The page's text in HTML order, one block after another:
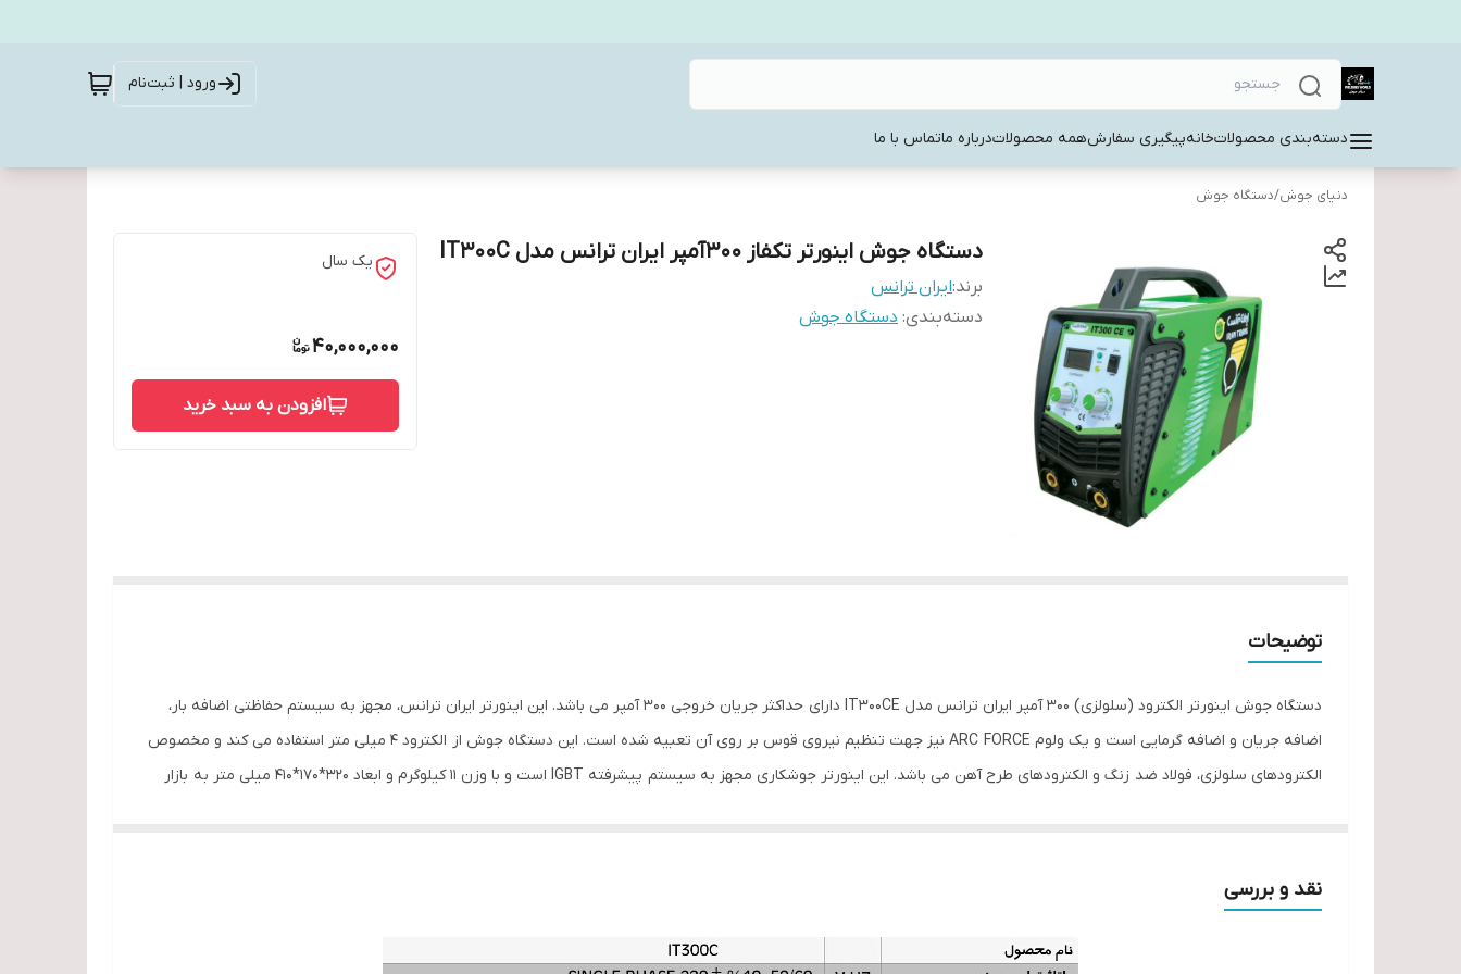
ورود | ثبت‌نام
دسته‌بندی محصولاتخانهپیگیری سفارشهمه محصولاتدرباره ماتماس با ما
دنیای جوش/دستگاه جوش
دستگاه جوش اینورتر تکفاز 300آمپر ایران ترانس مدل IT300C
برند:ایران ترانس
دسته‌بندی: دستگاه جوش
یک سال
40,000,000
افزودن به سبد خرید
توضیحات
دستگاه جوش اينورتر الكترود (سلولزی) 300 آمپر ایران ترانس مدل IT300CE دارای حداکثر جریان خروجی 300 آمپر می باشد. این اینورتر ایران ترانس، مجهز به سیستم حفاظتی اضافه بار،
اضافه جریان و اضافه گرمایی است و یک ولوم ARC FORCE نیز جهت تنظیم نیروی قوس بر روی آن تعبیه شده است. این دستگاه جوش از الکترود 4 میلی متر استفاده می کند و مخصوص
الکترودهای سلولزی، فولاد ضد زنگ و الکترودهای طرح آهن می باشد. این اینورتر جوشکاری مجهز به سیستم پیشرفته IGBT است و با وزن 11 کیلوگرم و ابعاد 320*170*410 میلی متر به بازار
نقد و بررسی